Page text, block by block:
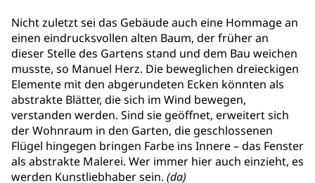
Nicht zuletzt sei das Gebäude auch eine Hommage an
einen eindrucksvollen alten Baum, der früher an
dieser Stelle des Gartens stand und dem Bau weichen
musste, so Manuel Herz. Die beweglichen dreieckigen
Elemente mit den abgerundeten Ecken könnten als
abstrakte Blätter, die sich im Wind bewegen,
verstanden werden. Sind sie geöffnet, erweitert sich
der Wohnraum in den Garten, die geschlossenen
Flügel hingegen bringen Farbe ins Innere – das Fenster
als abstrakte Malerei. Wer immer hier auch einzieht, es
werden Kunstliebhaber sein. (da)